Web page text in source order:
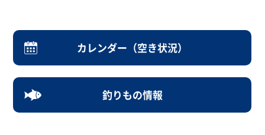
カレンダー（空き状況）
釣りもの情報